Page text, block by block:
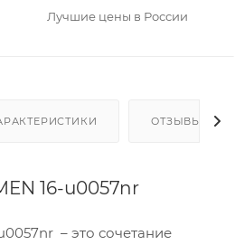
Лучшие цены в России
ОТЗЫВЫ
16-u0057nr
– это сочетание